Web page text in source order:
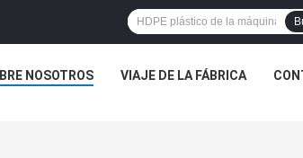
NOSOTROS VIAJE DE LA FÁBRICA